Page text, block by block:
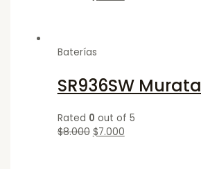
Baterías
SR936SW Murata
Rated 0 out of 5
$8.000 $7.000